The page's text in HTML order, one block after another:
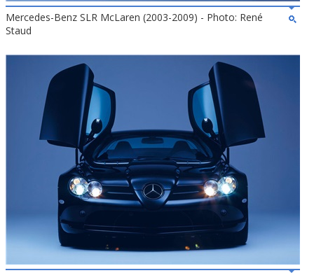
Mercedes-Benz SLR McLaren (2003-2009) - Photo: René
Staud